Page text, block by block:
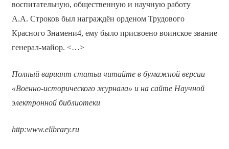
воспитательную, общественную и научную работу
А.А. Строков был награждён орденом Трудового
Красного Знамени4, ему было присвоено воинское звание
генерал-майор. <…>
Полный вариант статьи читайте в бумажной версии
«Военно-исторического журнала» и на сайте Научной
электронной библиотеки
http:www.elibrary.ru